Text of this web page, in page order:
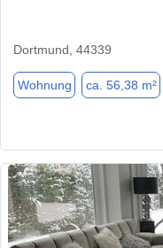
Dortmund, 44339
Wohnung ca. 56,38 m²